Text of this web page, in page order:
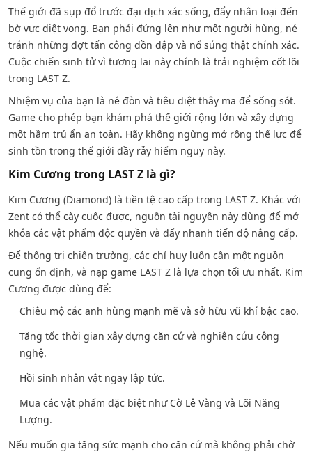
Thế giới đã sụp đổ trước đại dịch xác sống, đẩy nhân loại đến
bờ vực diệt vong. Bạn phải đứng lên như một người hùng, né
tránh những đợt tấn công dồn dập và nổ súng thật chính xác.
Cuộc chiến sinh tử vì tương lai này chính là trải nghiệm cốt lõi
trong LAST Z.
Nhiệm vụ của bạn là né đòn và tiêu diệt thây ma để sống sót.
Game cho phép bạn khám phá thế giới rộng lớn và xây dựng
một hầm trú ẩn an toàn. Hãy không ngừng mở rộng thế lực để
sinh tồn trong thế giới đầy rẫy hiểm nguy này.
Kim Cương trong LAST Z là gì?
Kim Cương (Diamond) là tiền tệ cao cấp trong LAST Z. Khác với
Zent có thể cày cuốc được, nguồn tài nguyên này dùng để mở
khóa các vật phẩm độc quyền và đẩy nhanh tiến độ nâng cấp.
Để thống trị chiến trường, các chỉ huy luôn cần một nguồn
cung ổn định, và nạp game LAST Z là lựa chọn tối ưu nhất. Kim
Cương được dùng để:
Chiêu mộ các anh hùng mạnh mẽ và sở hữu vũ khí bậc cao.
Tăng tốc thời gian xây dựng căn cứ và nghiên cứu công
nghệ.
Hồi sinh nhân vật ngay lập tức.
Mua các vật phẩm đặc biệt như Cờ Lê Vàng và Lõi Năng
Lượng.
Nếu muốn gia tăng sức mạnh cho căn cứ mà không phải chờ